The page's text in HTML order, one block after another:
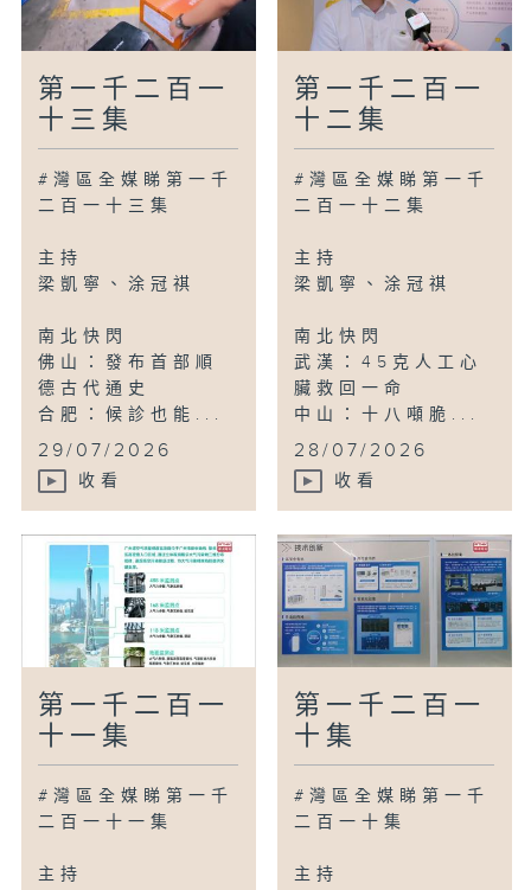
第一千二百一
十三集
#灣區全媒睇第一千
二百一十三集
主持
梁凱寧、涂冠祺
南北快閃
佛山：發布首部順
德古代通史
合肥：候診也能...
29/07/2026
收看
第一千二百一
十二集
#灣區全媒睇第一千
二百一十二集
主持
梁凱寧、涂冠祺
南北快閃
武漢：45克人工心
臟救回一命
中山：十八噸脆...
28/07/2026
收看
第一千二百一
十一集
#灣區全媒睇第一千
二百一十一集
主持
第一千二百一
十集
#灣區全媒睇第一千
二百一十集
主持